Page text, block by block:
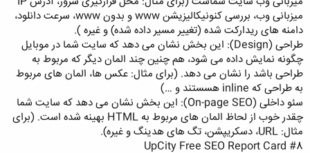
میزبانی وب، بررسی کنونیکالیزیشن www و بدون www، سرعت دانلود،
دامنه های ریدارکت شده (تغییر مسیر داده شده) و غیره ).
طراحی (Design): این بخش نشان می دهد که سایت شما در موبایل
چگونه نمایش داده می شود، هم چنین چند المان دیگر که مربوط به
طراحی باشد را نشان می دهد. (برای مثال: عکس ها، المان های مربوط
به طراحی که inline هسستند و …)
سئو داخلی (On-page SEO): این بخش نشان می دهد که سایت شما
چقدر خوب از لحاظ المان های مربوط به HTML بهینه شده است. (برای
مثال: URL، دسکریپشن، تگ های هدینگ و غیره).
#8 UpCity Free SEO Report Card